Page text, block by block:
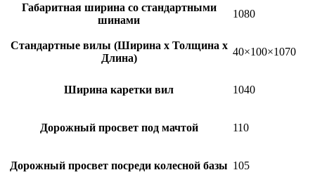
Габаритная ширина со стандартными
шинами
1080
Стандартные вилы (Ширина х Толщина х
Длина)
40×100×1070
Ширина каретки вил 1040
Дорожный просвет под мачтой 110
Дорожный просвет посреди колесной базы 105